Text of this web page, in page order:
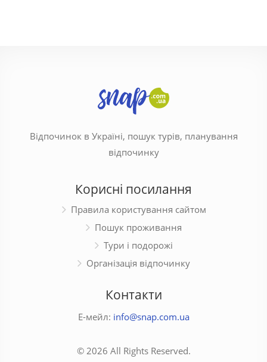
Відпочинок в Україні, пошук турів, планування
відпочинку
Корисні посилання
Правила користування сайтом
Пошук проживання
Тури і подорожі
Організація відпочинку
Контакти
Е-мейл: info@snap.com.ua
© 2026 All Rights Reserved.